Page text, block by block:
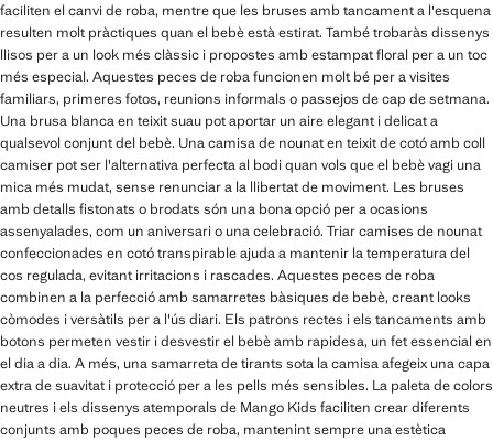
faciliten el canvi de roba, mentre que les bruses amb tancament a l'esquena
resulten molt pràctiques quan el bebè està estirat. També trobaràs dissenys
llisos per a un look més clàssic i propostes amb estampat floral per a un toc
més especial. Aquestes peces de roba funcionen molt bé per a visites
familiars, primeres fotos, reunions informals o passejos de cap de setmana.
Una brusa blanca en teixit suau pot aportar un aire elegant i delicat a
qualsevol conjunt del bebè. Una camisa de nounat en teixit de cotó amb coll
camiser pot ser l'alternativa perfecta al bodi quan vols que el bebè vagi una
mica més mudat, sense renunciar a la llibertat de moviment. Les bruses
amb detalls fistonats o brodats són una bona opció per a ocasions
assenyalades, com un aniversari o una celebració. Triar camises de nounat
confeccionades en cotó transpirable ajuda a mantenir la temperatura del
cos regulada, evitant irritacions i rascades. Aquestes peces de roba
combinen a la perfecció amb samarretes bàsiques de bebè, creant looks
còmodes i versàtils per a l'ús diari. Els patrons rectes i els tancaments amb
botons permeten vestir i desvestir el bebè amb rapidesa, un fet essencial en
el dia a dia. A més, una samarreta de tirants sota la camisa afegeix una capa
extra de suavitat i protecció per a les pells més sensibles. La paleta de colors
neutres i els dissenys atemporals de Mango Kids faciliten crear diferents
conjunts amb poques peces de roba, mantenint sempre una estètica